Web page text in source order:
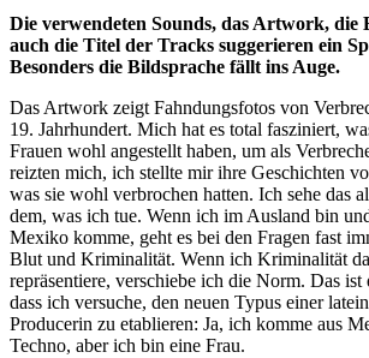
Die verwendeten Sounds, das Artwork, die
auch die Titel der Tracks suggerieren ein
Besonders die Bildsprache fällt ins Auge.
Das Artwork zeigt Fahndungsfotos von
19. Jahrhundert. Mich hat es total fasziniert,
Frauen wohl angestellt haben, um als
reizten mich, ich stellte mir ihre Geschichten
was sie wohl verbrochen hatten. Ich sehe das
dem, was ich tue. Wenn ich im Ausland bin
Mexiko komme, geht es bei den Fragen fast
Blut und Kriminalität. Wenn ich Kriminalität
repräsentiere, verschiebe ich die Norm. Das
dass ich versuche, den neuen Typus einer
Producerin zu etablieren: Ja, ich komme aus
Techno, aber ich bin eine Frau.